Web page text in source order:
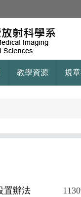
教學資源 規
置辦法